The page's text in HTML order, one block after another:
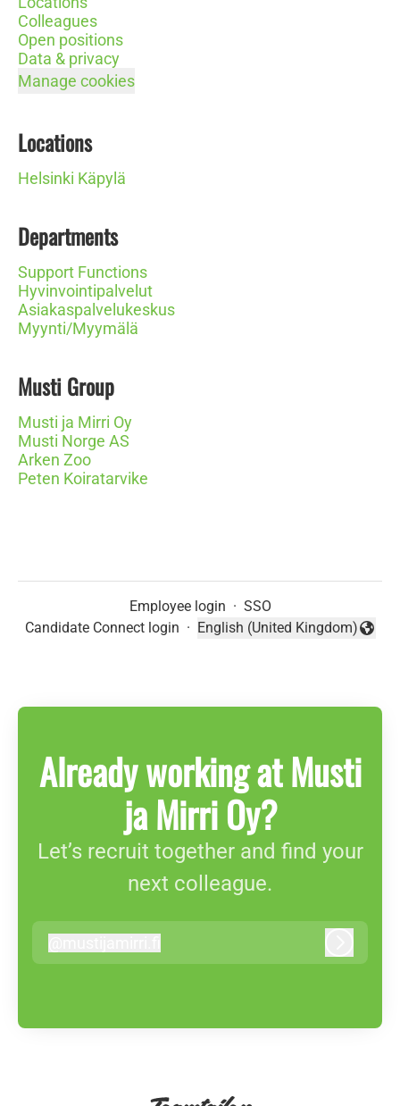
Colleagues
Open positions
Data & privacy
Manage cookies
Locations
Helsinki Käpylä
Departments
Support Functions
Hyvinvointipalvelut
Asiakaspalvelukeskus
Myynti/Myymälä
Musti Group
Musti ja Mirri Oy
Musti Norge AS
Arken Zoo
Peten Koiratarvike
Employee login · SSO
Candidate Connect login ·
Change language
English (United Kingdom)
Already working at Musti
ja Mirri Oy?
Let’s recruit together and find your
next colleague.
mustijamirri.fi